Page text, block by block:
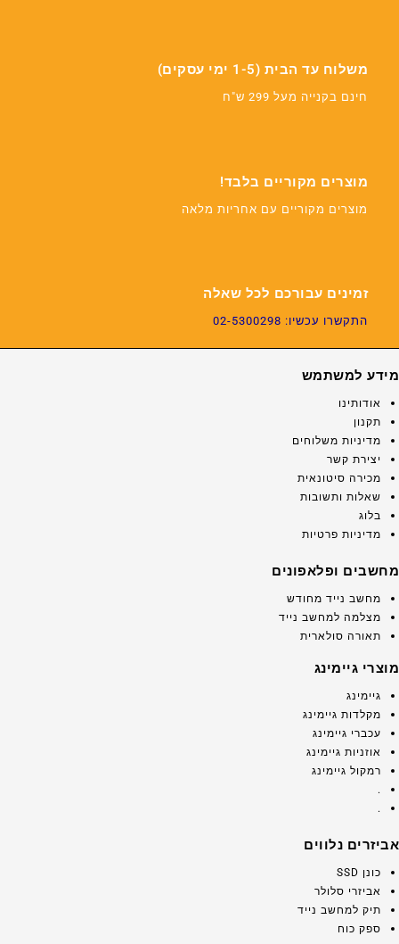
משלוח עד הבית (1-5 ימי עסקים)
חינם בקנייה מעל 299 ש"ח
מוצרים מקוריים בלבד!
מוצרים מקוריים עם אחריות מלאה
זמינים עבורכם לכל שאלה
התקשרו עכשיו: 02-5300298
מידע למשתמש
אודותינו
תקנון
מדיניות משלוחים
יצירת קשר
מכירה סיטונאית
שאלות ותשובות
בלוג
מדיניות פרטיות
מחשבים ופלאפונים
מחשב נייד מחודש
מצלמה למחשב נייד
תאורה סולארית
מוצרי גיימינג
גיימינג
מקלדות גיימינג
עכברי גיימינג
אוזניות גיימינג
רמקול גיימינג
.
.
אביזרים נלווים
כונן SSD
אביזרי סלולר
תיק למחשב נייד
ספק כוח